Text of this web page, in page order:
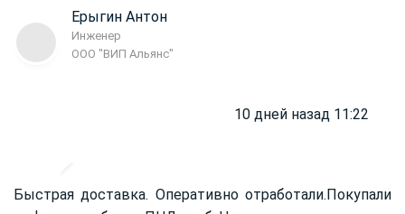
Ерыгин Антон
Инженер
ООО "ВИП Альянс"
10 дней назад 11:22
Быстрая доставка. Оперативно отработали.Покупали